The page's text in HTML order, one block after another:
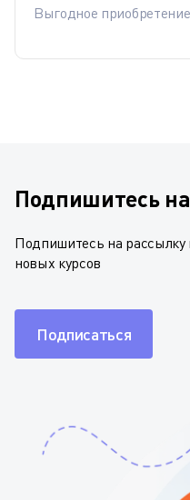
Выгодное
Подпишитесь
Подпишитесь на рассылку
новых курсов
Подписаться